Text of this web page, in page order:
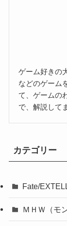
ゲーム好きの
などのゲーム
て、ゲームの
で、解説して
カテゴリー
Fate/
ＭＨＷ（モ